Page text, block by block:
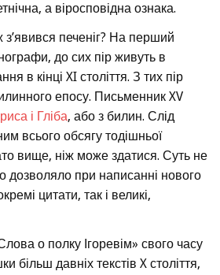
а віросповідна ознака.
печеніг? На перший
до сих пір живуть в
в кінці XI століття. З тих пір
епосу. Письменник XV
і Гліба, або з билин. Слід
всього обсягу тодішньої
вище, ніж може здатися. Суть не
дозволяло при написанні нового
цитати, так і великі,
о полку Ігоревім» свого часу
більш давніх текстів X століття,